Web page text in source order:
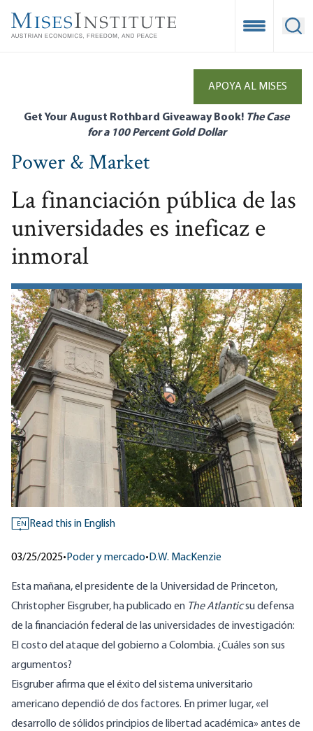
main
Open
APOYA AL MISES
Get Your August Rothbard Giveaway Book! The Case
for a 100 Percent Gold Dollar
Power & Market
La financiación pública de las
universidades es ineficaz e
inmoral
EN Read this in English
03/25/2025• Poder y mercado• D.W. MacKenzie
Esta mañana, el presidente de la Universidad de Princeton,
Christopher Eisgruber, ha publicado en The Atlanticsu defensa
de la financiación federal de las universidades de investigación:
El costo del ataque del gobierno a Colombia. ¿Cuáles son sus
argumentos?
Eisgruber afirma que el éxito del sistema universitario
americano dependió de dos factores. En primer lugar, «el
desarrollo de sólidos principios de libertad académica» antes de